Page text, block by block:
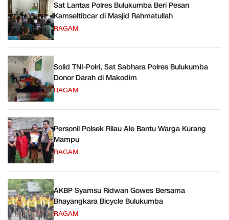
Sat Lantas Polres Bulukumba Beri Pesan
Kamseltibcar di Masjid Rahmatullah
RAGAM
Solid TNI-Polri, Sat Sabhara Polres Bulukumba
Donor Darah di Makodim
RAGAM
Personil Polsek Rilau Ale Bantu Warga Kurang
Mampu
RAGAM
AKBP Syamsu Ridwan Gowes Bersama
Bhayangkara Bicycle Bulukumba
RAGAM